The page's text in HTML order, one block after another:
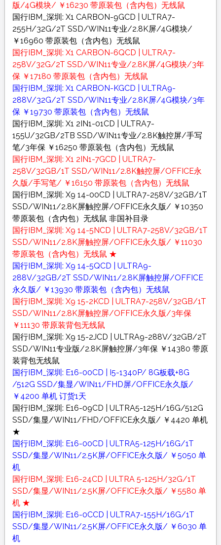
版/4G模块/ ￥16230 带原装包（含内包）无线鼠
国行IBM_深圳: X1 CARBON-9GCD | ULTRA7-
255H/32G/2T SSD/WIN11专业/2.8K屏/4G模块/
￥16960 带原装包（含内包）无线鼠
国行IBM_深圳: X1 CARBON-6QCD | ULTRA7-
258V/32G/2T SSD/WIN11专业/2.8K屏/4G模块/3年
保 ￥17180 带原装包（含内包）无线鼠
国行IBM_深圳: X1 CARBON-KGCD | ULTRA9-
288V/32G/2T SSD/WIN11专业/2.8K屏/4G模块/3年
保 ￥19730 带原装包（含内包）无线鼠
国行IBM_深圳: X1 2IN1-01CD | ULTRA7-
155U/32GB/2TB SSD/WIN11专业/2.8K触控屏/手写
笔/3年保 ￥16250 带原装包（含内包）无线鼠
国行IBM_深圳: X1 2IN1-7GCD | ULTRA7-
258V/32GB/1T SSD/WIN11/2.8K触控屏/OFFICE永
久版/手写笔/ ￥16150 带原装包（含内包）无线鼠
国行IBM_深圳: X9 14-00CD | ULTRA7-258V/32GB/1T
SSD/WIN11/2.8K屏触控屏/OFFICE永久版/ ￥10350
带原装包（含内包）无线鼠 非国补目录
国行IBM_深圳: X9 14-5NCD | ULTRA7-258V/32GB/1T
SSD/WIN11/2.8K屏触控屏/OFFICE永久版/ ￥11030
带原装包（含内包）无线鼠 ★
国行IBM_深圳: X9 14-5QCD | ULTRA9-
288V/32GB/2T SSD/WIN11/2.8K屏触控屏/OFFICE
永久版/ ￥13930 带原装包（含内包）无线鼠
国行IBM_深圳: X9 15-2KCD | ULTRA7-258V/32GB/1T
SSD/WIN11/2.8K屏触控屏/OFFICE永久版/3年保
￥11130 带原装背包无线鼠
国行IBM_深圳: X9 15-2JCD | ULTRA9-288V/32GB/2T
SSD/WIN11专业版/2.8K屏触控屏/3年保 ￥14380 带原
装背包无线鼠
国行IBM_深圳: E16-00CD | I5-1340P/ 8G板载+8G
/512G SSD/集显/WIN11/FHD屏/OFFICE永久版/
￥4200 单机 订货1天
国行IBM_深圳: E16-09CD | ULTRA5-125H/16G/512G
SSD/集显/WIN11/FHD/OFFICE永久版/ ￥4420 单机
★
国行IBM_深圳: E16-00CD | ULTRA5-125H/16G/1T
SSD/集显/WIN11/2.5K屏/OFFICE永久版/ ￥5050 单
机
国行IBM_深圳: E16-24CD | ULTRA 5-125H/32G/1T
SSD/集显/WIN11/2.5K屏/OFFICE永久版/ ￥5580 单
机 ★
国行IBM_深圳: E16-0CCD | ULTRA7-155H/16G/1T
SSD/集显/WIN11/2.5K屏/OFFICE永久版/ ￥6030 单
机